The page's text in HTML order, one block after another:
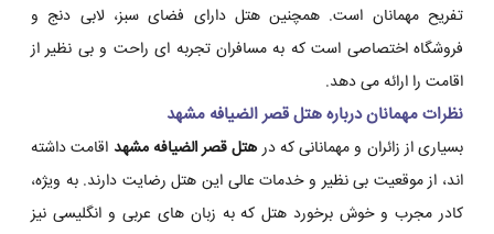
تفریح مهمانان است. همچنین هتل دارای فضای سبز، لابی دنج و
فروشگاه اختصاصی است که به مسافران تجربه ای راحت و بی نظیر از
اقامت را ارائه می دهد.
نظرات مهمانان درباره هتل قصر الضیافه مشهد
بسیاری از زائران و مهمانانی که در هتل قصر الضیافه مشهد اقامت داشته
اند، از موقعیت بی نظیر و خدمات عالی این هتل رضایت دارند. به ویژه،
کادر مجرب و خوش برخورد هتل که به زبان های عربی و انگلیسی نیز